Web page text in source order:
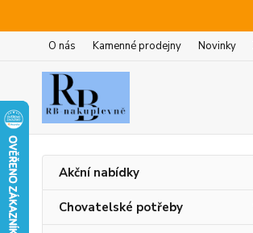
O nás Kamenné prodejny Novinky
Akční nabídky
Chovatelské potřeby